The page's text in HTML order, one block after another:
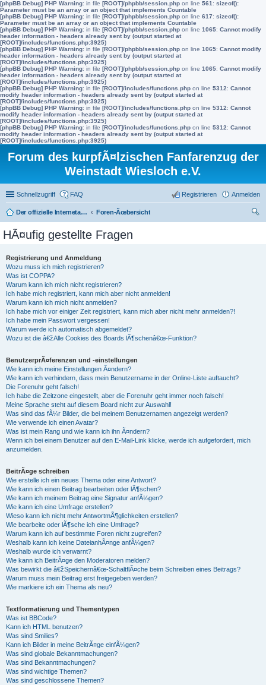
[phpBB Debug] PHP Warning: in file [ROOT]/phpbb/session.php on line 561 : sizeof():
Parameter must be an array or an object that implements Countable
[phpBB Debug] PHP Warning: in file [ROOT]/phpbb/session.php on line 617: sizeof():
Parameter must be an array or an object that implements Countable
[phpBB Debug] PHP Warning: in file [ROOT]/phpbb/session.php on line 1065: Cannot modify
header information - headers already sent by (output started at
[ROOT]/includes/functions.php:3925)
[phpBB Debug] PHP Warning: in file [ROOT]/phpbb/session.php on line 1065: Cannot modify
header information - headers already sent by (output started at
[ROOT]/includes/functions.php:3925)
[phpBB Debug] PHP Warning: in file [ROOT]/phpbb/session.php on line 1065: Cannot modify
header information - headers already sent by (output started at
[ROOT]/includes/functions.php:3925)
[phpBB Debug] PHP Warning: in file [ROOT]/includes/functions.php on line 5312: Cannot
modify header information - headers already sent by (output started at
[ROOT]/includes/functions.php:3925)
[phpBB Debug] PHP Warning: in file [ROOT]/includes/functions.php on line 5312: Cannot
modify header information - headers already sent by (output started at
[ROOT]/includes/functions.php:3925)
[phpBB Debug] PHP Warning: in file [ROOT]/includes/functions.php on line 5312: Cannot
modify header information - headers already sent by (output started at
[ROOT]/includes/functions.php:3925)
Forum des kurpfÃ¤lzischen Fanfarenzug der
Weinstadt Wiesloch e.V.
Schnellzugriff FAQ Anmelden
Registrieren
Der offizielle Internetauftritt des Fanfarenzugs Wiesloch
Foren-Ãœbersicht
HÃ¤ufig gestellte Fragen
Registrierung und Anmeldung
Wozu muss ich mich registrieren?
Was ist COPPA?
Warum kann ich mich nicht registrieren?
Ich habe mich registriert, kann mich aber nicht anmelden!
Warum kann ich mich nicht anmelden?
Ich habe mich vor einiger Zeit registriert, kann mich aber nicht mehr anmelden?!
Ich habe mein Passwort vergessen!
Warum werde ich automatisch abgemeldet?
Wozu ist die â€žAlle Cookies des Boards lÃ¶schenâ€œ-Funktion?
BenutzerprÃ¤ferenzen und -einstellungen
Wie kann ich meine Einstellungen Ã¤ndern?
Wie kann ich verhindern, dass mein Benutzername in der Online-Liste auftaucht?
Die Forenuhr geht falsch!
Ich habe die Zeitzone eingestellt, aber die Forenuhr geht immer noch falsch!
Meine Sprache steht auf diesem Board nicht zur Auswahl!
Was sind das fÃ¼r Bilder, die bei meinem Benutzernamen angezeigt werden?
Wie verwende ich einen Avatar?
Was ist mein Rang und wie kann ich ihn Ã¤ndern?
Wenn ich bei einem Benutzer auf den E-Mail-Link klicke, werde ich aufgefordert, mich
anzumelden.
BeitrÃ¤ge schreiben
Wie erstelle ich ein neues Thema oder eine Antwort?
Wie kann ich einen Beitrag bearbeiten oder lÃ¶schen?
Wie kann ich meinem Beitrag eine Signatur anfÃ¼gen?
Wie kann ich eine Umfrage erstellen?
Wieso kann ich nicht mehr AntwortmÃ¶glichkeiten erstellen?
Wie bearbeite oder lÃ¶sche ich eine Umfrage?
Warum kann ich auf bestimmte Foren nicht zugreifen?
Weshalb kann ich keine DateianhÃ¤nge anfÃ¼gen?
Weshalb wurde ich verwarnt?
Wie kann ich BeitrÃ¤ge den Moderatoren melden?
Was bewirkt die â€žSpeichernâ€œ-SchaltflÃ¤che beim Schreiben eines Beitrags?
Warum muss mein Beitrag erst freigegeben werden?
Wie markiere ich ein Thema als neu?
Textformatierung und Thementypen
Was ist BBCode?
Kann ich HTML benutzen?
Was sind Smilies?
Kann ich Bilder in meine BeitrÃ¤ge einfÃ¼gen?
Was sind globale Bekanntmachungen?
Was sind Bekanntmachungen?
Was sind wichtige Themen?
Was sind geschlossene Themen?